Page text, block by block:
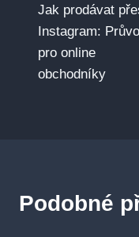
pro
příspěvek
Jak prodávat
Instagram:
pro online
obchodníky
Podobné